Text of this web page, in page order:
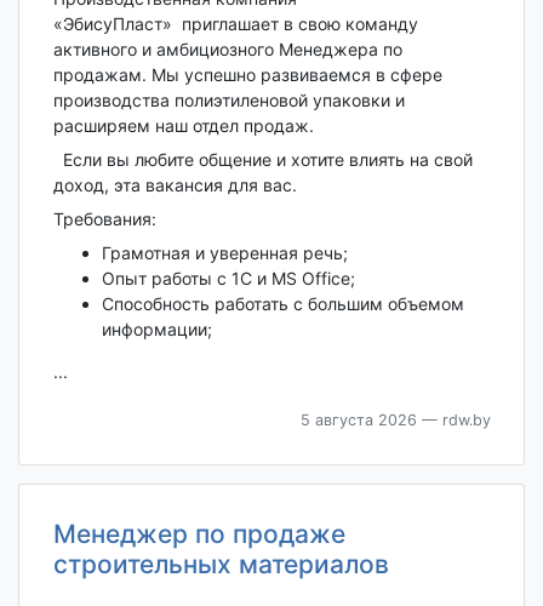
«ЭбисуПласт» приглашает в свою команду
активного и амбициозного Менеджера по
продажам. Мы успешно развиваемся в сфере
производства полиэтиленовой упаковки и
расширяем наш отдел продаж.
Если вы любите общение и хотите влиять на свой
доход, эта вакансия для вас.
Требования:
Грамотная и уверенная речь;
Опыт работы с 1С и MS Office;
Способность работать с большим объемом
информации;
...
5 августа 2026 — rdw.by
Менеджер по продаже
строительных материалов